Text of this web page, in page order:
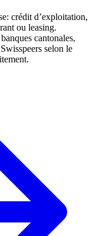
crédit d’exploitation,
ou leasing.
cantonales,
selon le